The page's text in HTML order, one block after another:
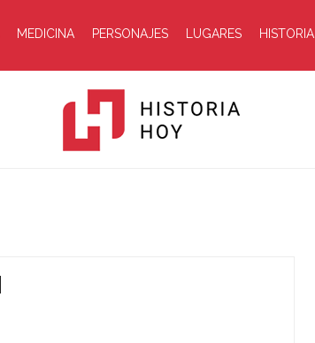
MEDICINA PERSONAJES LUGARES HISTORIA